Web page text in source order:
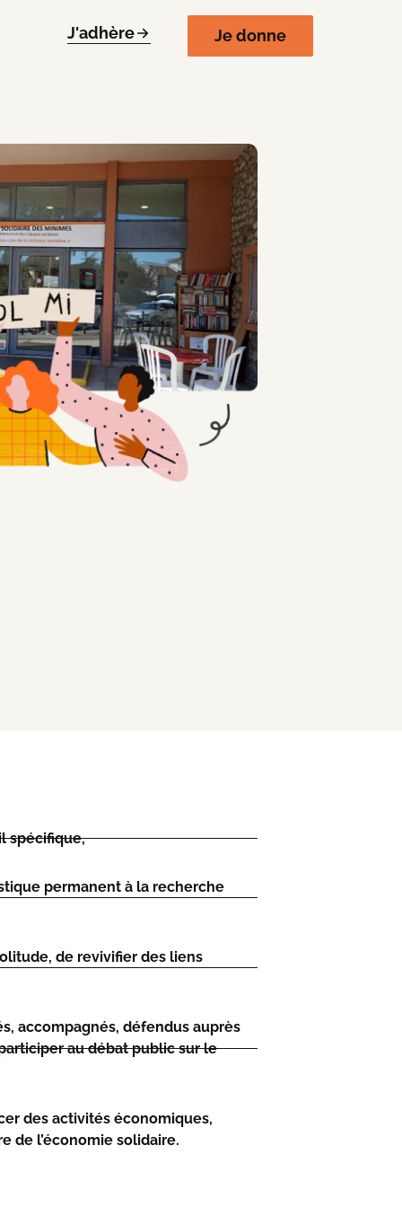
J'adhère Je donne
spécifique,
permanent à la recherche
de revivifier des liens
accompagnés, défendus auprès
au débat public sur le
des activités économiques,
de l’économie solidaire.